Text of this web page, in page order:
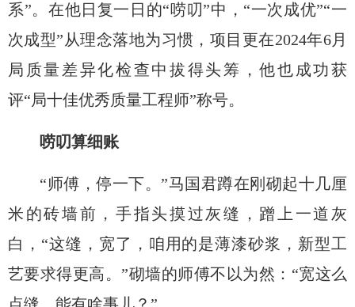
系”。在他日复一日的“唠叨”中，“一次成优”“一
次成型”从理念落地为习惯 ，项目 更在2024年6月
局质量差异化检查中拔得头筹 ，他也成功获
评“局十佳优秀质量工程师”称号。
唠叨算细账
“师傅，停一下。”马国君蹲在刚砌起十几厘
米 的砖墙前，手指头摸过灰缝，蹭上一道灰
白， “这缝，宽了 ， 咱用的是薄漆砂浆，新型工
艺要求得更高。”砌墙的师傅不以为然：“宽这么